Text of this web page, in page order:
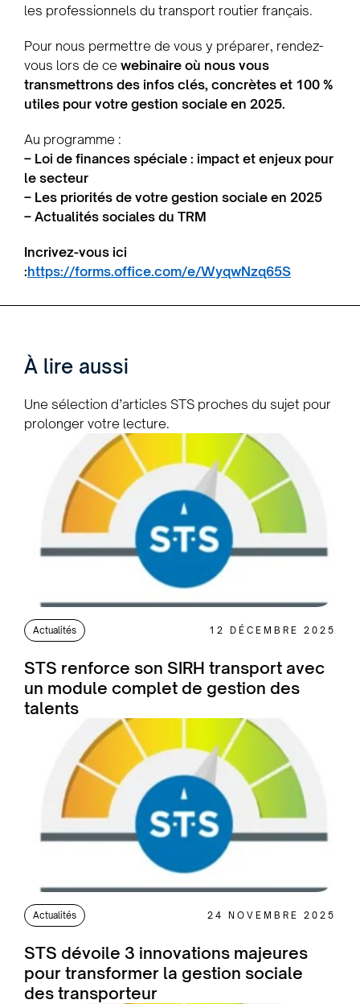
les professionnels du transport routier français.
Pour nous permettre de vous y préparer, rendez-
vous lors de ce webinaire où nous vous
transmettrons des infos clés, concrètes et 100 %
utiles pour votre gestion sociale en 2025.
Au programme :
– Loi de finances spéciale : impact et enjeux pour
le secteur
– Les priorités de votre gestion sociale en 2025
– Actualités sociales du TRM
Incrivez-vous ici
:https://forms.office.com/e/WyqwNzq65S
À lire aussi
Une sélection d’articles STS proches du sujet pour
prolonger votre lecture.
Actualités 12 DÉCEMBRE 2025
STS renforce son SIRH transport avec
un module complet de gestion des
talents
Actualités 24 NOVEMBRE 2025
STS dévoile 3 innovations majeures
pour transformer la gestion sociale
des transporteur